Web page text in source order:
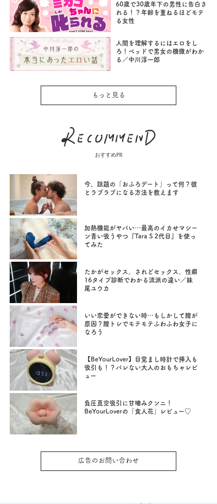
60歳で30歳年下の男性に告白さ
れる！？年齢を重ねるほどモテ
る女性
人間を理解するにはエロをし
ろ！ベッドで男女の機微がわか
る／中川淳一郎
もっと見る
おすすめPR
今、話題の「おふろデート」って何？彼
とラブラブになる方法を教えます
加熱機能がヤバい…最高のイカせマシー
ン青い吸うやつ『Tara S 2代目』を使っ
てみた
たかがセックス。されどセックス。性癖
16タイプ診断でわかる流派の違い／妹
尾ユウカ
いい恋愛ができない時…もしかして膣が
原因？膣トレでモテモテふわふわ女子に
なろう
【BeYourLover】目覚まし時計で挿入も
吸引も！？バレない大人のおもちゃレビ
ュー
負圧真空吸引に甘噛みクンニ！
BeYourLoverの「食人花」レビュー♡
広告のお問い合わせ